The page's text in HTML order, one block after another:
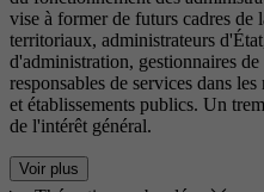
vise à former de futurs cadres de
territoriaux, administrateurs
d'administration, gestionnaires
responsables de services dans
et établissements publics. Un
de l'intérêt général.
Voir plus